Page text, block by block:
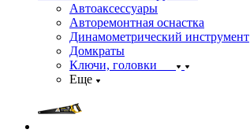
Автоаксессуары
Авторемонтная оснастка
Динамометрический инструмент
Домкраты
Ключи, головки
Еще